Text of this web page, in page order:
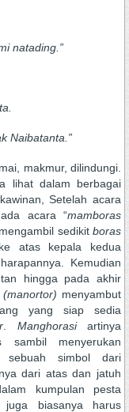
natading .”
Naibatanta ”
makmur, dilindungi.
lihat dalam berbagai
Setelah acara
acara “mamboras
sedikit boras
atas kepala kedua
Kemudian
hingga pada akhir
(manortor) menyambut
yang siap sedia
Manghorasiartinya
menyerukan
simbol dari
dari atas dan jatuh
kumpulan pesta
biasanya harus